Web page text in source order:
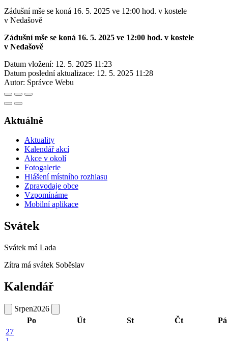
Zádušní mše se koná 16. 5. 2025 ve 12:00 hod. v kostele
v Nedašově
Zádušní mše se koná 16. 5. 2025 ve 12:00 hod. v kostele
v Nedašově
Datum vložení: 12. 5. 2025 11:23
Datum poslední aktualizace: 12. 5. 2025 11:28
Autor: Správce Webu
Aktuálně
Aktuality
Kalendář akcí
Akce v okolí
Fotogalerie
Hlášení místního rozhlasu
Zpravodaje obce
Vzpomínáme
Mobilní aplikace
Svátek
Svátek má Lada
Zítra má svátek Soběslav
Kalendář
Srpen2026
Po
Út St Čt
Pá
27